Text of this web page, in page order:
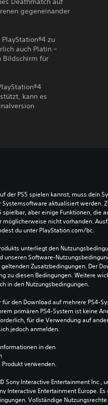
gegeneinander
zu
auch Platin –
Bildschirm für
kann es
der PS5 spielen kannst, muss dein
Systemsoftware aktualisiert werden.
spielbar, aber einige Funktionen, die
möglicherweise nicht vorhanden.
du unter PlayStation.com/bc.
unterliegt den
unseren Software-
Zusatzbedingungen. Der
zu diesen Bedingungen. Weitere
in den Nutzungsbedingungen.
für den Download auf mehrere PS4-
primären PS4-System ist keine
für die Verwendung auf
jedoch anmelden.
in den
Produkt verwenden.
Sony Interactive Entertainment Inc.,
Interactive Entertainment Europe.
Vollständige